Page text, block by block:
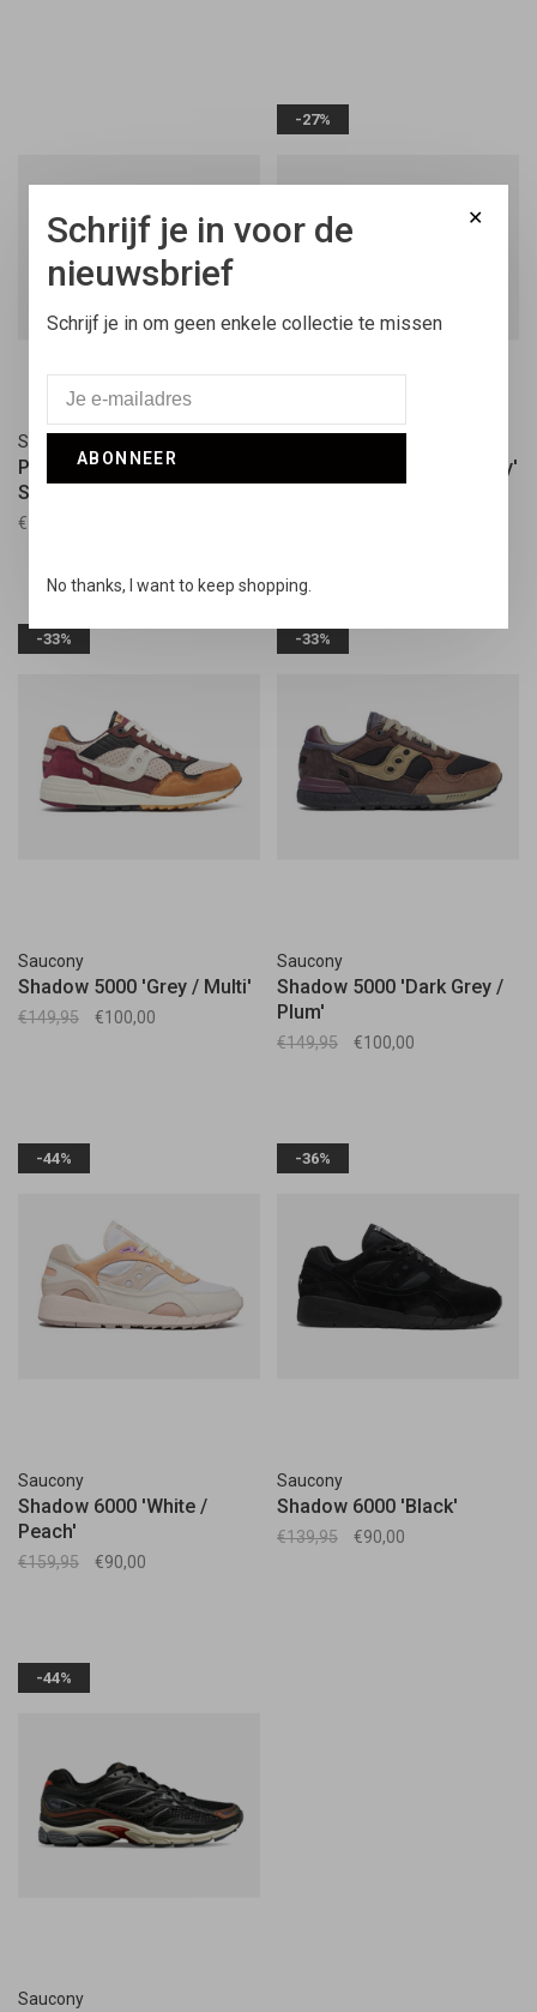
Saucony
Progrid Omni 9 'White /
Silver'
€159,95
-27%
Shadow 5000 'Beige / Grey'
-33%
Saucony
Shadow 5000 'Grey / Multi'
€149,95 €100,00
-33%
Saucony
Shadow 5000 'Dark Grey /
Plum'
€149,95 €100,00
-44%
Saucony
Shadow 6000 'White /
Peach'
€159,95 €90,00
-36%
Saucony
Shadow 6000 'Black'
€139,95 €90,00
-44%
Saucony
✕
Schrijf je in voor de
nieuwsbrief
Schrijf je in om geen enkele collectie te missen
ABONNEER
No thanks, I want to keep shopping.